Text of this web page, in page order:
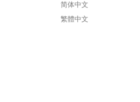
简体中文
繁體中文